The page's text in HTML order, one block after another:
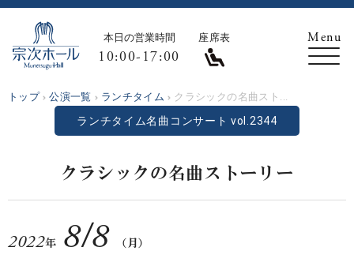
本日の営業時間
10:00-17:00
座席表
トップ 公演一覧 ランチタイム クラシックの名曲スト...
ランチタイム名曲コンサート vol.2344
クラシックの名曲ストーリー
2022年 8/8 （月）